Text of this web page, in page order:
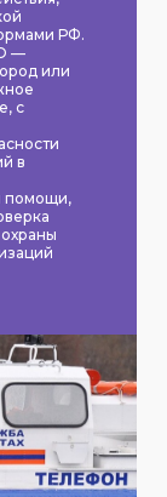
РФ.
—
или
с
в
помощи,